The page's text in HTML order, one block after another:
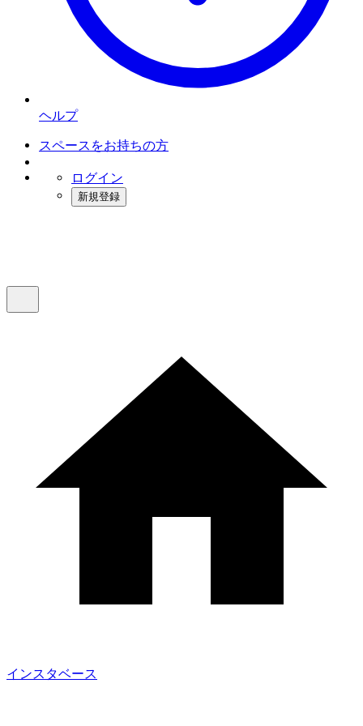
ヘルプ
スペースをお持ちの方
ログイン
新規登録
インスタベース